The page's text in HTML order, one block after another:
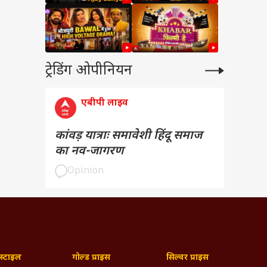
ट्रेडिंग ओपीनियन
एबीपी लाइव
कांवड़ यात्राः समावेशी हिंदू समाज
का नव-जागरण
Opinion
गोल्ड प्राइस सिल्वर प्राइस